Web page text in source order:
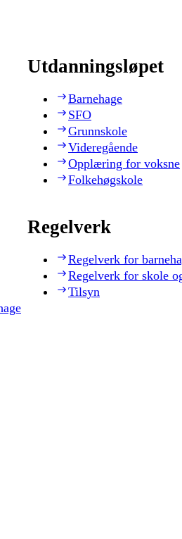
Utdanningsløpet
Barnehage
SFO
Grunnskole
Videregående
Opplæring for voksne
Folkehøgskole
Regelverk
Regelverk for
Regelverk for skole
Tilsyn